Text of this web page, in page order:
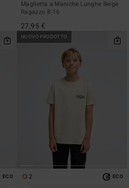
Maglietta a Maniche Lunghe Beige
Ragazzo 8-16
27,95 €
ECO
NUOVO PRODOTTO
2 ECO